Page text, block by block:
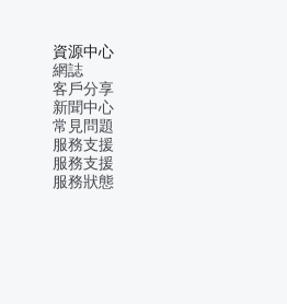
資源中心
網誌
客戶分享
新聞中心
常見問題
服務支援
服務支援
服務狀態